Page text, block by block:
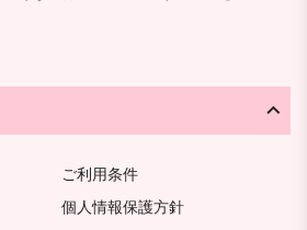
ご利用条件
個人情報保護方針